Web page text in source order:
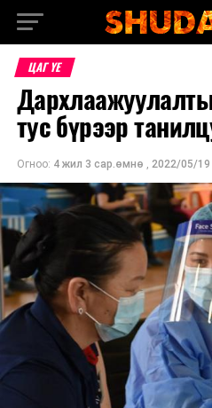
ЦАГ ҮЕ
тус бүрээр
Огноо: 4 жил 3 сар.өмнө , 2022/05/19